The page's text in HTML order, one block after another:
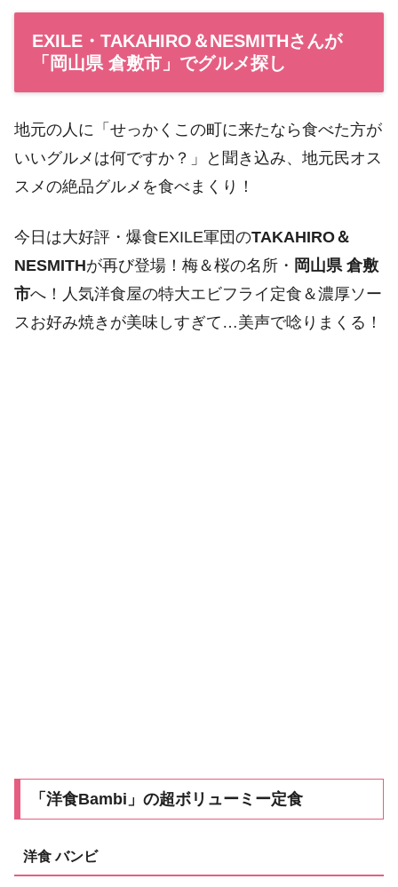
EXILE・TAKAHIRO＆NESMITHさんが
「岡山県 倉敷市」でグルメ探し
地元の人に「せっかくこの町に来たなら食べた方が
いいグルメは何ですか？」と聞き込み、地元民オス
スメの絶品グルメを食べまくり！
今日は大好評・爆食EXILE軍団のTAKAHIRO＆
NESMITHが再び登場！梅＆桜の名所・ 岡山県 倉敷
市へ！人気洋食屋の特大エビフライ定食＆濃厚ソー
スお好み焼きが美味しすぎて…美声で唸りまくる！
「洋食Bambi」の超ボリューミー定食
洋食 バンビ